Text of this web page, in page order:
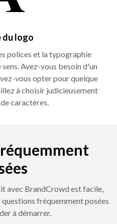
du logo
polices et la typographie
Avez-vous besoin d'un
vous opter pour quelque
à choisir judicieusement
caractères.
avec BrandCrowd est facile,
questions fréquemment posées
à démarrer.